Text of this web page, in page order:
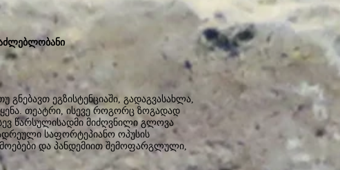
ეგზისტენციაში, გადაგვასახლა,
თეატრი, ისევე როგორც ზოგადად
წარსულისადმი მიძღვნილი გლოვა
საფორტეპიანო ოპუსის
და პანდემიით შემოფარგლული,